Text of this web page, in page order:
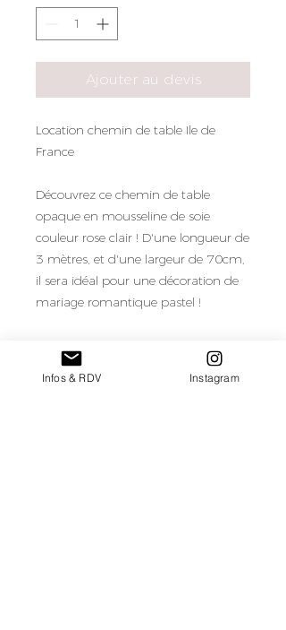
Ajouter au devis
Location chemin de table Ile de
France
Découvrez ce chemin de table
opaque en mousseline de soie
couleur rose clair ! D'une longueur de
3 mètres, et d'une largeur de 70cm,
il sera idéal pour une décoration de
mariage romantique pastel !
Tarif de location/chemin de table
Infos & RDV Instagram